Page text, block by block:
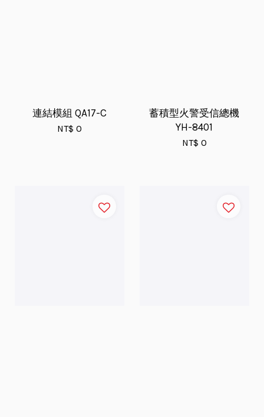
連結模組 QA17-C
NT$ 0
蓄積型火警受信總機
YH-8401
NT$ 0